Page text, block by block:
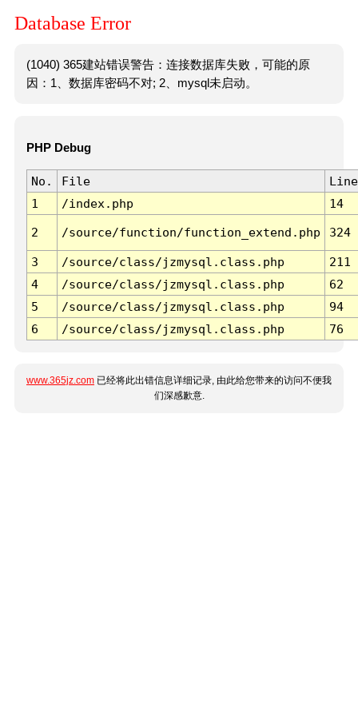
Database Error
(1040) 365建站错误警告：连接数据库失败，可能的原
因：1、数据库密码不对; 2、mysql未启动。
PHP Debug
No. File
Line
1
/index.php 14
2 /source/function/function_extend.php 324
3 /source/class/jzmysql.class.php
211
4
/source/class/jzmysql.class.php
62
5
/source/class/jzmysql.class.php
94
6
/source/class/jzmysql.class.php 76
www.365jz.com 已经将此出错信息详细记录, 由此给您带来的访问不便我
们深感歉意.